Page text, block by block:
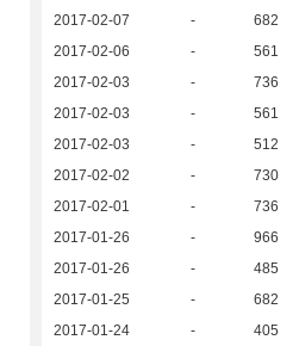
2017-02-07
- 682
2017-02-06
- 561
2017-02-03
- 736
2017-02-03
- 561
2017-02-03
- 512
2017-02-02
- 730
2017-02-01
- 736
2017-01-26
- 966
2017-01-26
- 485
2017-01-25
- 682
2017-01-24
- 405